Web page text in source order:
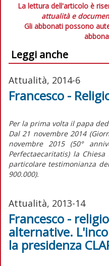
La lettura dell'articolo è
attualità e
Gli abbonati possono
Leggi anche
Attualità, 2014-6
Francesco -
Per la prima volta il papa
Dal 21 novembre 2014
novembre 2015 (50°
Perfectaecaritatis) la
particolare testimonianza
900.000).
Attualità, 2013-14
Francesco -
alternative.
la presidenza